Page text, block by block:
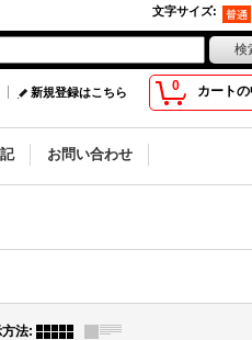
文字サイズ:
0 カート
新規登録はこちら
お問い合わせ
法: